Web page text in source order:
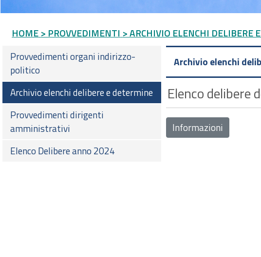
HOME > PROVVEDIMENTI > ARCHIVIO ELENCHI DELIBERE
Provvedimenti organi indirizzo-
politico
Archivio elenchi delibere e determine
Provvedimenti dirigenti
amministrativi
Elenco Delibere anno 2024
Archivio elenchi
Elenco
Informazioni